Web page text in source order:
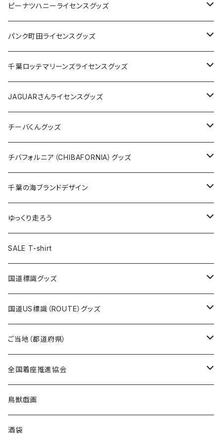
キャップ
ステッカー
缶バッジ
ホテルキーホルダー
ステッカー
缶バッジ
アクリルキーホルダー
ホテルキーホルダー
クリアファイル
Tシャツ
キャップ
トートバッグ
ランチバッグ
エコバッグ
ピーナツハニーライセンスグッズ
Tシャツ
キャップ
バッグ
ステッカー
缶バッジ
キーホルダー
クリアファイル
パンク町田ライセンスグッズ
Tシャツ
キャップ
バッグ
ステッカー
缶バッジ
キーホルダー
クリアファイル
千葉ロッテマリーンズライセンスグッズ
ステッカー
ステッカー
ステッカー大
缶バッジ
缶バッジ32mm
缶バッジ54mm
エコバッグ
JAGUARさんコラボグッズ
Tシャツ
ステッカー
サコッシュ
ホテルキーホルダー
モーテルキーホルダー
トートバッグ
JAGUARさんライセンスグッズ
Tシャツ
ステッカー
缶バッジ
クリアファイル
マスク
エコバッグ
千葉ロッテマリーンズコラボ
チーバくんグッズ
Tシャツ
キャップ
エコバッグ
ステッカー
モーテルキーホルダー
ホテルキーホルダー
トートバッグ
チバフォルニア（CHIBAFORNIA）グッズ
Tシャツ
キャップ
ステッカー
ホテルキーホルダー
千葉の海ブランドデザイン
Tシャツ
キャップ
ステッカー
ゆっくり走ろう
Tシャツ
ステッカー
ホテルキーホルダー
SALE T-shirt
国道標識グッズ
ステッカー
国道0～99号線
国道100～199号線
Tシャツ
キャップ
国道US標識（ROUTE）グッズ
ステッカー
ROUTE 0～99号線
ROUTE100～199号線
Tシャツ
ROUTE 0～99号線
ROUTE 100～199号線
キャップ
ROUTE 0～99号線
ご当地（都道府県）
北海道
青森県
岩手県
全国着座推進協会
ステッカー
鳥獣戯画
酒袋